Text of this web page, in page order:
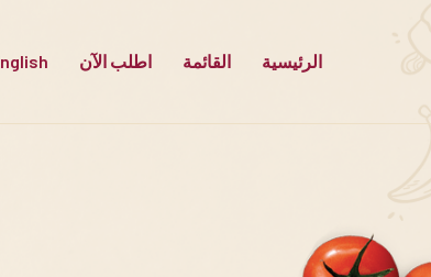
الرئيسية القائمة اطلب الآن